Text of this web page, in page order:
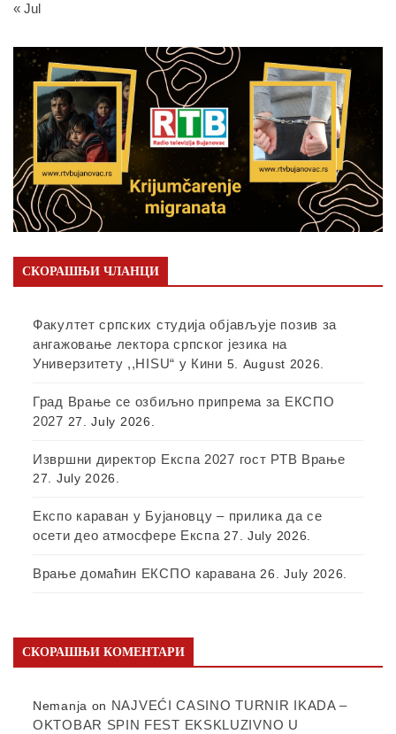
« Jul
СКОРАШЊИ ЧЛАНЦИ
Факултет српских студија објављује позив за
ангажовање лектора српског језика на
Универзитету ,,HISU“ у Кини 5. August 2026.
Град Врање се озбиљно припрема за ЕКСПО
2027 27. July 2026.
Извршни директор Експа 2027 гост РТВ Врање
27. July 2026.
Експо караван у Бујановцу – прилика да се
осети део атмосфере Експа 27. July 2026.
Врање домаћин ЕКСПО каравана 26. July 2026.
СКОРАШЊИ КОМЕНТАРИ
Nemanja on NAJVEĆI CASINO TURNIR IKADA –
OKTOBAR SPIN FEST EKSKLUZIVNO U